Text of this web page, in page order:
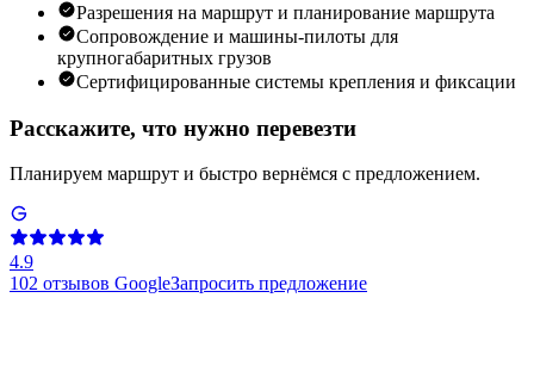
Разрешения на маршрут и планирование маршрута
Сопровождение и машины-пилоты для
крупногабаритных грузов
Сертифицированные системы крепления и фиксации
Расскажите, что нужно перевезти
Планируем маршрут и быстро вернёмся с предложением.
4.9
102 отзывов GoogleЗапросить предложение